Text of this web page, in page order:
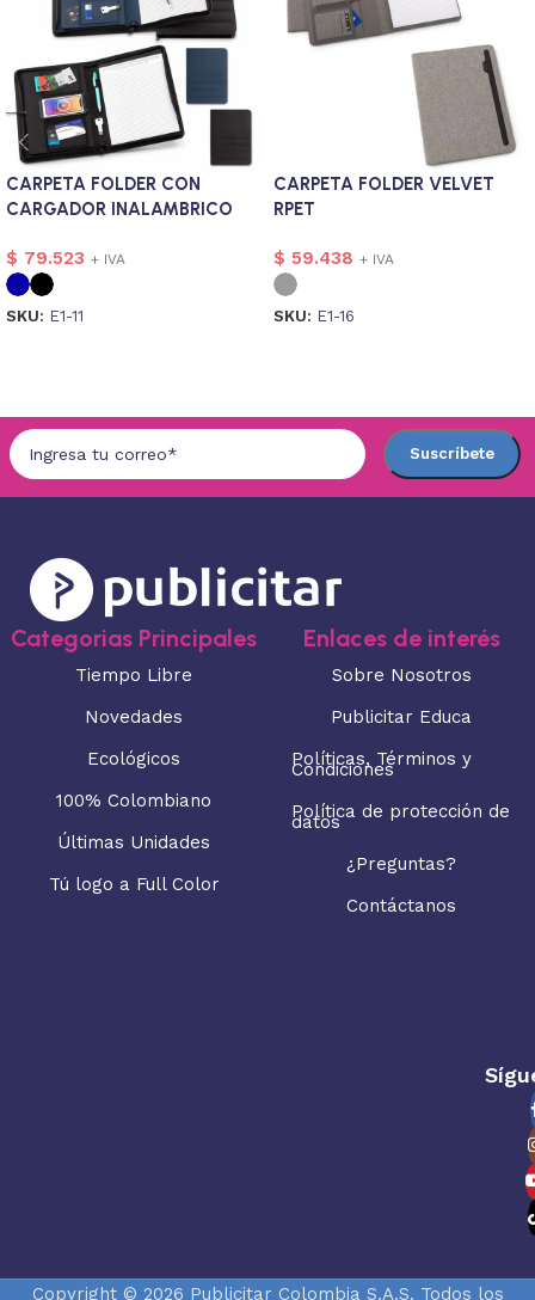
CARPETA FOLDER CON
CARGADOR INALAMBRICO
$ 79.523 + IVA
SKU: E1-11
CARPETA FOLDER VELVET
RPET
$ 59.438 + IVA
SKU: E1-16
Categorias Principales
Tiempo Libre
Novedades
Ecológicos
100% Colombiano
Últimas Unidades
Tú logo a Full Color
Enlaces de interés
Sobre Nosotros
Publicitar Educa
Políticas, Términos y
Condiciones
Política de protección de
datos
¿Preguntas?
Contáctanos
Copyright © 2026 Publicitar Colombia S.A.S. Todos los